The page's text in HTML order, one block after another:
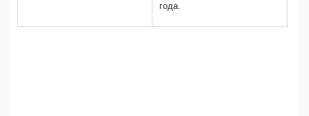
года.